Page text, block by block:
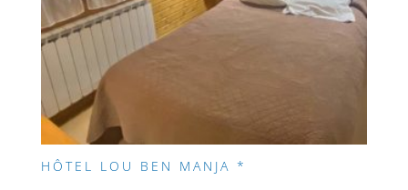
HÔTEL LOU BEN MANJA *